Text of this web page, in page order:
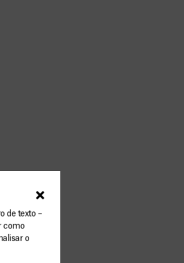
de texto –
como
o